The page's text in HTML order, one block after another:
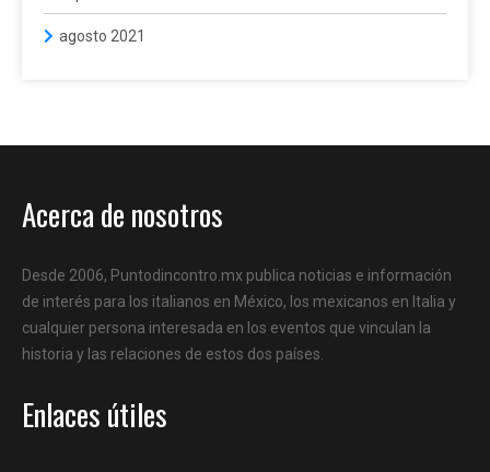
agosto 2021
Acerca de nosotros
Desde 2006, Puntodincontro.mx publica noticias e información
de interés para los italianos en México, los mexicanos en Italia y
cualquier persona interesada en los eventos que vinculan la
historia y las relaciones de estos dos países.
Enlaces útiles